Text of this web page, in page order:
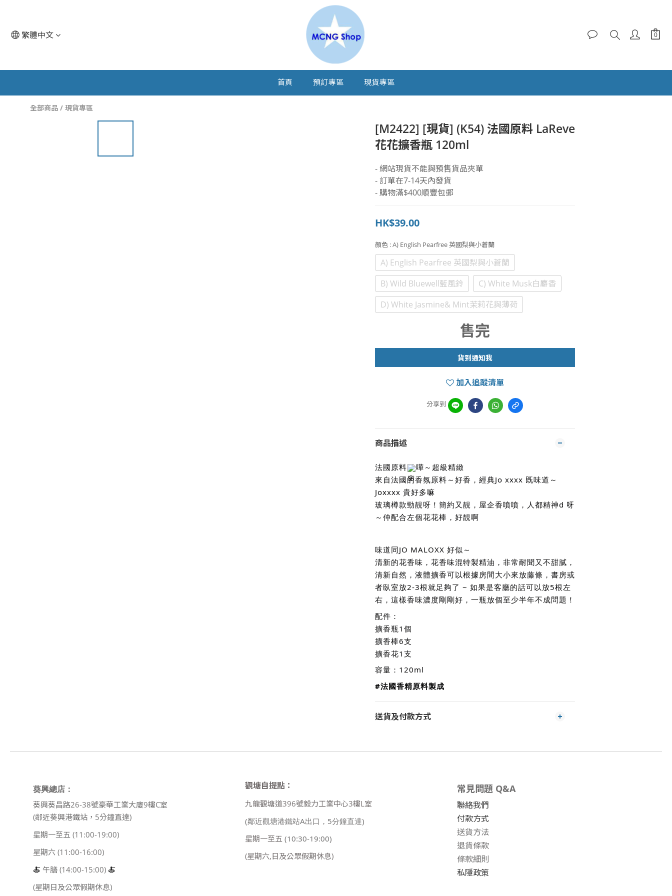
繁體中文
首頁 預訂專區 現貨專區
全部商品 / 現貨專區
[M2422] [現貨] (K54) 法國原料 LaReve
花花擴香瓶 120ml
- 網站現貨不能與預售貨品夾單
- 訂單在7-14天內發貨
- 購物滿$400順豐包郵
HK$39.00
顏色 : A) English Pearfree 英國梨與小蒼蘭
A) English Pearfree 英國梨與小蒼蘭
B) Wild Bluewell藍風鈴
C) White Musk白麝香
D) White Jasmine& Mint茉莉花與薄荷
售完
貨到通知我
加入追蹤清單
分享到
商品描述
法國原料
嘩～超級精緻
來自法國的香氛原料～好香，經典Jo xxxx 既味道～
Joxxxx 貴好多嘛
玻璃樽款勁靚呀！簡約又靚，屋企香噴噴，人都精神d 呀
～仲配合左個花花棒，好靚啊
味道同JO MALOXX 好似～
清新的花香味，花香味混特製精油，非常耐聞又不甜膩，
清新自然，液體擴香可以根據房間大小來放藤條，書房或
者臥室放2-3根就足夠了 ~ 如果是客廳的話可以放5根左
右，這樣香味濃度剛剛好，一瓶放個至少半年不成問題！
配件：
擴香瓶1個
擴香棒6支
擴香花1支
容量：120ml
#法國香精原料製成
送貨及付款方式
葵興總店：
葵興葵昌路26-38號豪華工業大廈9樓C室
(鄰近葵興港鐵站，5分鐘直達)
星期一至五 (11:00-19:00)
星期六 (11:00-16:00)
🍝 午膳 (14:00-15:00) 🍝
(星期日及公眾假期休息)
觀塘自提點：
九龍觀塘道396號毅力工業中心3樓L室
(鄰近觀塘港鐵站A出口，5分鐘直達)
星期一至五 (10:30-19:00)
(星期六,日及公眾假期休息)
常見問題 Q&A
聯絡我們
付款方式
送貨方法
退貨條款
條款細則
私隱政策